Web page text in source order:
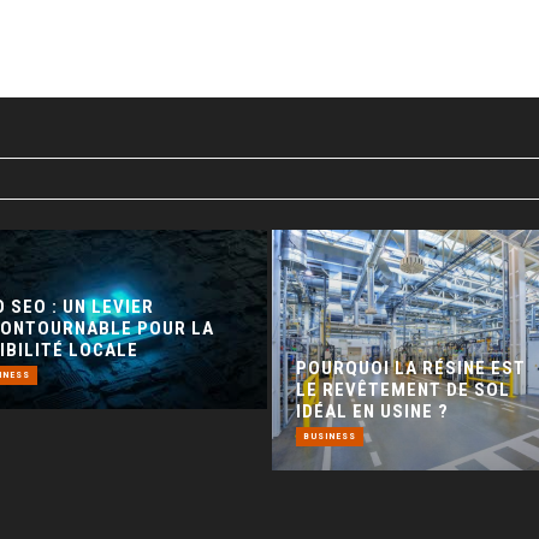
SEO : UN LEVIER
POUR LA
LOCALE
POURQUOI LA RÉSINE EST
LE REVÊTEMENT DE SOL
IDÉAL EN USINE ?
BUSINESS